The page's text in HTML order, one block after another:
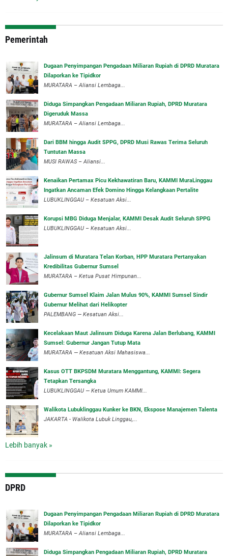
Pemerintah
‎Dugaan Penyimpangan Pengadaan Miliaran Rupiah di DPRD Muratara
Dilaporkan ke Tipidkor
‎MURATARA – Aliansi Lembaga...
Diduga Simpangkan Pengadaan Miliaran Rupiah, DPRD Muratara
Digeruduk Massa
‎MURATARA – Aliansi Lembaga...
Dari BBM hingga Audit SPPG, DPRD Musi Rawas Terima Seluruh
Tuntutan Massa
MUSI RAWAS – Aliansi...
‎Kenaikan Pertamax Picu Kekhawatiran Baru, KAMMI MuraLinggau
Ingatkan Ancaman Efek Domino Hingga Kelangkaan Pertalite
‎LUBUKLINGGAU – Kesatuan Aksi...
Korupsi MBG Diduga Menjalar, KAMMI Desak Audit Seluruh SPPG
‎LUBUKLINGGAU – Kesatuan Aksi...
‎Jalinsum di Muratara Telan Korban, HPP Muratara Pertanyakan
Kredibilitas Gubernur Sumsel
MURATARA – Ketua Pusat Himpunan...
‎Gubernur Sumsel Klaim Jalan Mulus 90%, KAMMI Sumsel Sindir
Gubernur Melihat dari Helikopter
‎PALEMBANG — Kesatuan Aksi...
‎Kecelakaan Maut Jalinsum Diduga Karena Jalan Berlubang, KAMMI
Sumsel: Gubernur Jangan Tutup Mata
‎MURATARA — Kesatuan Aksi Mahasiswa...
‎Kasus OTT BKPSDM Muratara Menggantung, KAMMI: Segera
Tetapkan Tersangka
‎LUBUKLINGGAU — Ketua Umum KAMMI...
Walikota Lubuklinggau Kunker ke BKN, Ekspose Manajemen Talenta
JAKARTA - Walikota Lubuk Linggau,...
Lebih banyak »
DPRD
‎Dugaan Penyimpangan Pengadaan Miliaran Rupiah di DPRD Muratara
Dilaporkan ke Tipidkor
‎MURATARA – Aliansi Lembaga...
Diduga Simpangkan Pengadaan Miliaran Rupiah, DPRD Muratara